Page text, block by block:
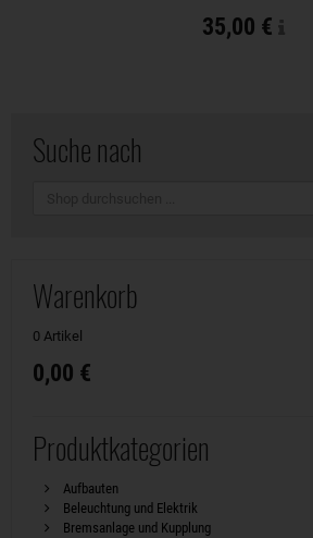
35,00 €
Suche nach
Warenkorb
0 Artikel
0,00 €
Produktkategorien
Aufbauten
Beleuchtung und Elektrik
Bremsanlage und Kupplung